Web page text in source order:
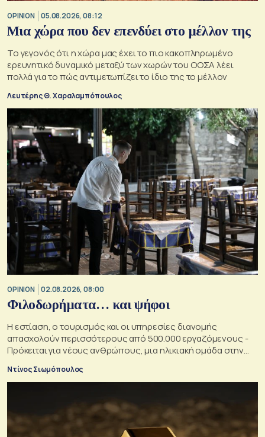
OPINION 05.08.2026, 08:12
Μια χώρα που δεν επενδύει στο μέλλον της
Το γεγονός ότι η χώρα μας έχει το πιο κακοπληρωμένο
ερευνητικό δυναμικό μεταξύ των χωρών του ΟΟΣΑ λέει
πολλά για το πώς αντιμετωπίζει το ίδιο της το μέλλον
Λευτέρης Θ. Χαραλαμπόπουλος
OPINION 02.08.2026, 08:00
Φιλοδωρήματα… και ψήφοι
Η εστίαση, ο τουρισμός και οι υπηρεσίες διανομής
απασχολούν περισσότερους από 500.000 εργαζόμενους -
Πρόκειται για νέους ανθρώπους, μια ηλικιακή ομάδα στην
Ντίνος Σιωμόπουλος